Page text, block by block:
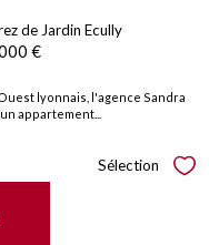
de Jardin Ecully
€
lyonnais, l'agence Sandra
appartement...
Sélection